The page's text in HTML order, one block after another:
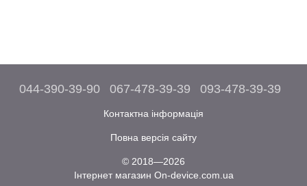
044-390-39-90 067-478-39-39 093-478-39-39
Контактна інформація
Повна версія сайту
© 2018—2026
Інтернет магазин On-device.com.ua